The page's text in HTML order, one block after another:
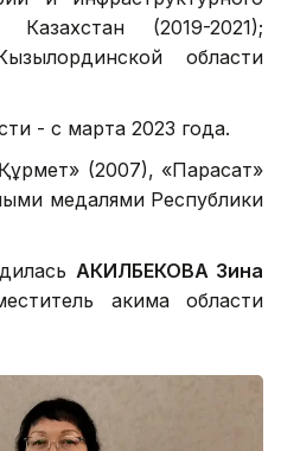
Казахстан (2019-2021);
области
- с марта 2023 года.
(2007), «Парасат»
медалями Республики
АКИЛБЕКОВА Зина
акима области